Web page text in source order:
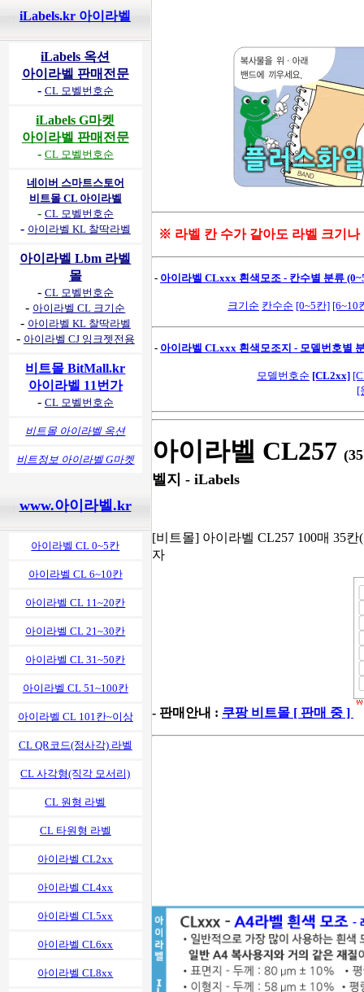
iLabels.kr 아이라벨
iLabels 옥션
아이라벨 판매전문
- CL 모벨번호순
iLabels G마켓
아이라벨 판매전문
- CL 모벨번호순
네이버 스마트스토어
비트몰 CL 아이라벨
- CL 모벨번호순
- 아이라벨 KL 찰딱라벨
아이라벨 Lbm 라벨
몰
- CL 모벨번호순
- 아이라벨 CL 크기순
- 아이라벨 KL 찰딱라벨
- 아이라벨 CJ 잉크젯전용
비트몰 BitMall.kr
아이라벨 11번가
- CL 모벨번호순
비트몰 아이라벨 옥션
비트정보 아이라벨 G마켓
www.아이라벨.kr
아이라벨 CL 0~5칸
아이라벨 CL 6~10칸
아이라벨 CL 11~20칸
아이라벨 CL 21~30칸
아이라벨 CL 31~50칸
아이라벨 CL 51~100칸
아이라벨 CL 101칸~이상
CL QR코드(정사각) 라벨
CL 사각형(직각 모서리)
CL 원형 라벨
CL 타원형 라벨
아이라벨 CL2xx
아이라벨 CL4xx
아이라벨 CL5xx
아이라벨 CL6xx
아이라벨 CL8xx
※ 라벨 칸 수가 같아도 라벨 크기나
- 아이라벨 CLxxx 흰색모조 - 칸수별 분류
크기순 칸수순 [0~5칸] [6~10
- 아이라벨 CLxxx 흰색모조지 - 모델번호별
모델번호순 [CL2xx]
[
아이라벨 CL257
벨지 - iLabels
[비트몰] 아이라벨 CL257 100매 35
자
- 판매안내 : 쿠팡 비트몰 [ 판매 중 ]